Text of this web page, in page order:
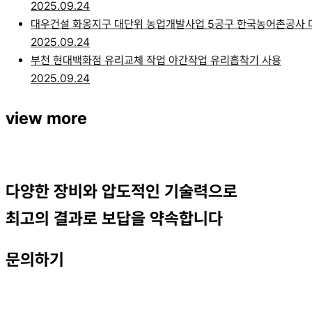
2025.09.24
대우건설 화옹지구 대단위 농업개발사업 5공구 한국농어촌공사
2025.09.24
부천 현대백화점 유리교체 작업 야간작업 유리흡착기 사용
2025.09.24
view more
다양한 장비와 압도적인 기술력으로
최고의 결과로 보답을 약속합니다
문의하기